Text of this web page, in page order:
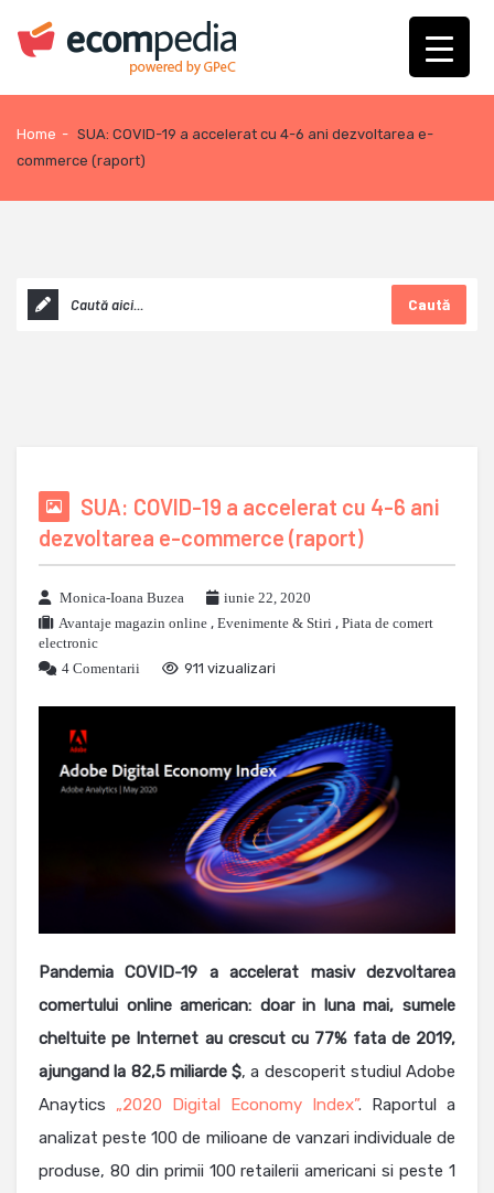
Home - SUA: COVID-19 a accelerat cu 4-6 ani dezvoltarea e-
commerce (raport)
Caută
SUA: COVID-19 a accelerat cu 4-6 ani
dezvoltarea e-commerce (raport)
Monica-Ioana Buzea
iunie 22, 2020
Avantaje magazin online , Evenimente & Stiri , Piata de comert
electronic
4 Comentarii
911 vizualizari
Pandemia COVID-19 a accelerat masiv dezvoltarea
comertului online american: doar in luna mai, sumele
cheltuite pe Internet au crescut cu 77% fata de 2019,
ajungand la 82,5 miliarde $, a descoperit studiul Adobe
Anaytics „2020 Digital Economy Index”. Raportul a
analizat peste 100 de milioane de vanzari individuale de
produse, 80 din primii 100 retailerii americani si peste 1